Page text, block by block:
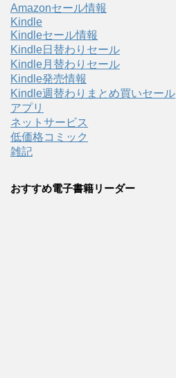
Amazonセール情報
Kindle
Kindleセール情報
Kindle日替わりセール
Kindle月替わりセール
Kindle発売情報
Kindle週替わりまとめ買いセール
アプリ
ネットサービス
低価格コミック
雑記
おすすめ電子書籍リーダー